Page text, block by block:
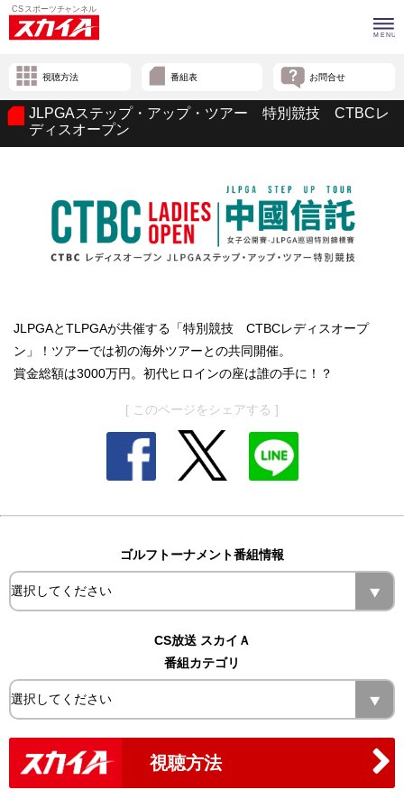
視聴方法 番組表 お問合せ
JLPGAステップ・アップ・ツアー 特別競技 CTBCレ
ディスオープン
JLPGAとTLPGAが共催する「特別競技 CTBCレディスオープ
ン」！ツアーでは初の海外ツアーとの共同開催。
賞金総額は3000万円。初代ヒロインの座は誰の手に！？
[ このページをシェアする ]
ゴルフトーナメント番組情報
CS放送 スカイＡ
番組カテゴリ
視聴方法